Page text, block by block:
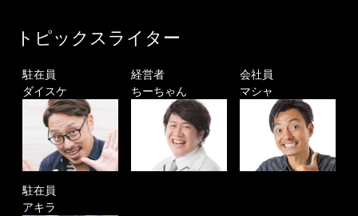
トピックスライター
駐在員
ダイスケ
経営者
ちーちゃん
会社員
マシャ
駐在員
アキラ